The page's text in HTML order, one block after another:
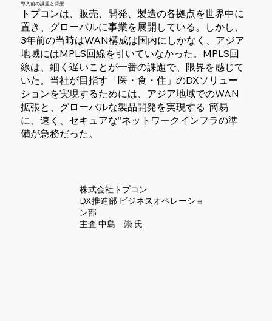
導入前の課題と背景
トプコンは、販売、開発、製造の各拠点を世界中に
置き、グローバルに事業を展開している。しかし、
3年前の当時はWAN構成は国内にしかなく、アジア
地域にはMPLS回線を引いていなかった。MPLS回
線は、細く遅いことが一番の課題で、限界を感じて
いた。当社が目指す「医・食・住」のDXソリュー
ションを実現するためには、アジア地域でのWAN
拡張と、グローバルな製品開発を実現する”簡易
に、速く、セキュアな”ネットワークインフラの準
備が急務だった。
株式会社トプコン
DX推進部 ビジネスオペレーショ
ン部
主査 中島 崇 氏